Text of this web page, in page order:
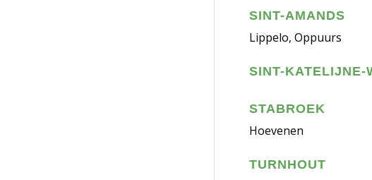
SINT-AMANDS
Lippelo, Oppuurs
SINT-KATELIJNE-
STABROEK
Hoevenen
TURNHOUT